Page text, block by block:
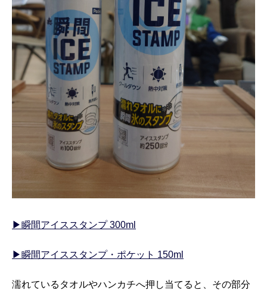
▶瞬間アイススタンプ 300ml
▶瞬間アイススタンプ・ポケット 150ml
濡れているタオルやハンカチへ押し当てると、その部分